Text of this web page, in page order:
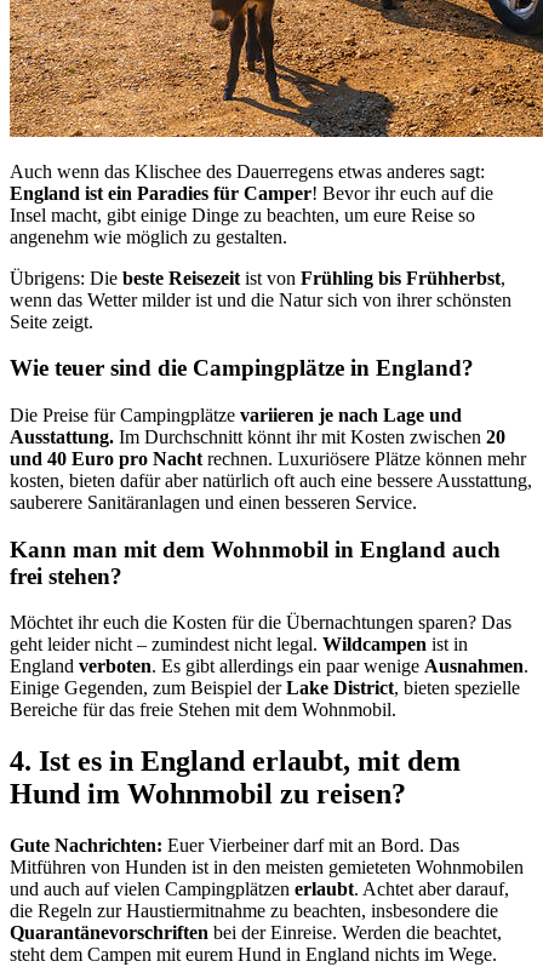
Auch wenn das Klischee des Dauerregens etwas anderes sagt:
England ist ein Paradies für Camper! Bevor ihr euch auf die
Insel macht, gibt einige Dinge zu beachten, um eure Reise so
angenehm wie möglich zu gestalten.
Übrigens: Die beste Reisezeit ist von Frühling bis Frühherbst,
wenn das Wetter milder ist und die Natur sich von ihrer schönsten
Seite zeigt.
Wie teuer sind die Campingplätze in England?
Die Preise für Campingplätze variieren je nach Lage und
Ausstattung. Im Durchschnitt könnt ihr mit Kosten zwischen 20
und 40 Euro pro Nacht rechnen. Luxuriösere Plätze können mehr
kosten, bieten dafür aber natürlich oft auch eine bessere Ausstattung,
sauberere Sanitäranlagen und einen besseren Service.
Kann man mit dem Wohnmobil in England auch
frei stehen?
Möchtet ihr euch die Kosten für die Übernachtungen sparen? Das
geht leider nicht – zumindest nicht legal. Wildcampen ist in
England verboten. Es gibt allerdings ein paar wenige Ausnahmen.
Einige Gegenden, zum Beispiel derLake District, bieten spezielle
Bereiche für das freie Stehen mit dem Wohnmobil.
4. Ist es in England erlaubt, mit dem
Hund im Wohnmobil zu reisen?
Gute Nachrichten: Euer Vierbeiner darf mit an Bord. Das
Mitführen von Hunden ist in den meisten gemieteten Wohnmobilen
und auch auf vielen Campingplätzen erlaubt. Achtet aber darauf,
die Regeln zur Haustiermitnahme zu beachten, insbesondere die
Quarantänevorschriften bei der Einreise. Werden die beachtet,
steht dem Campen mit eurem Hund in England nichts im Wege.